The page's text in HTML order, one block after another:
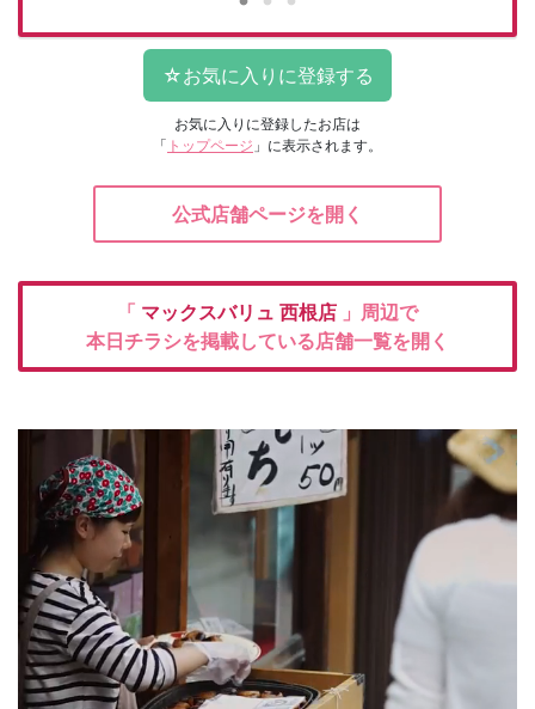
お気に入りに登録したお店は
「 トップページ 」に表示されます。
公式店舗ページを開く
「 マックスバリュ 西根店 」周辺で
本日チラシを掲載している店舗一覧を開く